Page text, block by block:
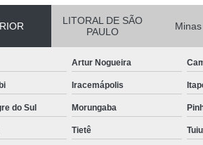
LITORAL DE SÃO
PAULO
Artur Nogueira
Iracemápolis
do Sul Morungaba
Tietê